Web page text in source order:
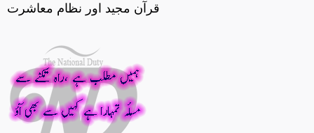
قرآن مجید اور نظام معاشرت